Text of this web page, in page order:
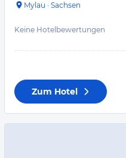
Mylau · Sachsen
Keine Hotelbewertungen
Zum Hotel